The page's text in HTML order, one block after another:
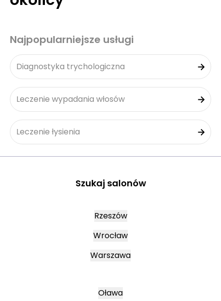
Najpopularniejsze usługi
Diagnostyka trychologiczna
Leczenie wypadania włosów
Leczenie łysienia
Szukaj salonów
Rzeszów
Wrocław
Warszawa
Oława